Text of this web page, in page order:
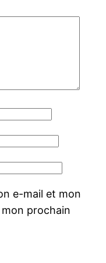
e-mail et mon
prochain